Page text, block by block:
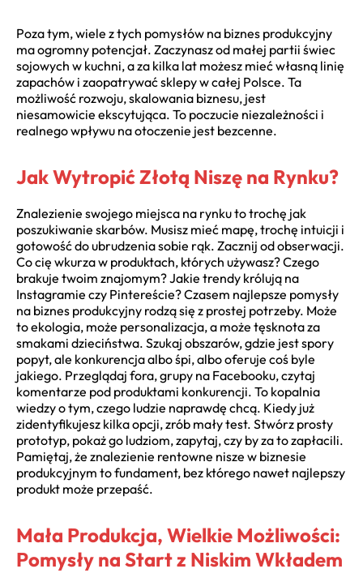
Poza tym, wiele z tych pomysłów na biznes produkcyjny
ma ogromny potencjał. Zaczynasz od małej partii świec
sojowych w kuchni, a za kilka lat możesz mieć własną linię
zapachów i zaopatrywać sklepy w całej Polsce. Ta
możliwość rozwoju, skalowania biznesu, jest
niesamowicie ekscytująca. To poczucie niezależności i
realnego wpływu na otoczenie jest bezcenne.
Jak Wytropić Złotą Niszę na Rynku?
Znalezienie swojego miejsca na rynku to trochę jak
poszukiwanie skarbów. Musisz mieć mapę, trochę intuicji i
gotowość do ubrudzenia sobie rąk. Zacznij od obserwacji.
Co cię wkurza w produktach, których używasz? Czego
brakuje twoim znajomym? Jakie trendy królują na
Instagramie czy Pintereście? Czasem najlepsze pomysły
na biznes produkcyjny rodzą się z prostej potrzeby. Może
to ekologia, może personalizacja, a może tęsknota za
smakami dzieciństwa. Szukaj obszarów, gdzie jest spory
popyt, ale konkurencja albo śpi, albo oferuje coś byle
jakiego. Przeglądaj fora, grupy na Facebooku, czytaj
komentarze pod produktami konkurencji. To kopalnia
wiedzy o tym, czego ludzie naprawdę chcą. Kiedy już
zidentyfikujesz kilka opcji, zrób mały test. Stwórz prosty
prototyp, pokaż go ludziom, zapytaj, czy by za to zapłacili.
Pamiętaj, że znalezienie rentowne nisze w biznesie
produkcyjnym to fundament, bez którego nawet najlepszy
produkt może przepaść.
Mała Produkcja, Wielkie Możliwości:
Pomysły na Start z Niskim Wkładem